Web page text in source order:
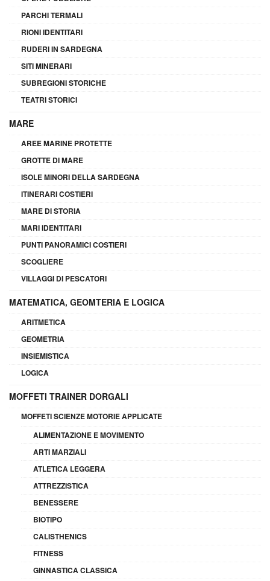
PARCHI TERMALI
RIONI IDENTITARI
RUDERI IN SARDEGNA
SITI MINERARI
SUBREGIONI STORICHE
TEATRI STORICI
MARE
AREE MARINE PROTETTE
GROTTE DI MARE
ISOLE MINORI DELLA SARDEGNA
ITINERARI COSTIERI
MARE DI STORIA
MARI IDENTITARI
PUNTI PANORAMICI COSTIERI
SCOGLIERE
VILLAGGI DI PESCATORI
MATEMATICA, GEOMTERIA E LOGICA
ARITMETICA
GEOMETRIA
INSIEMISTICA
LOGICA
MOFFETI TRAINER DORGALI
MOFFETI SCIENZE MOTORIE APPLICATE
ALIMENTAZIONE E MOVIMENTO
ARTI MARZIALI
ATLETICA LEGGERA
ATTREZZISTICA
BENESSERE
BIOTIPO
CALISTHENICS
FITNESS
GINNASTICA CLASSICA